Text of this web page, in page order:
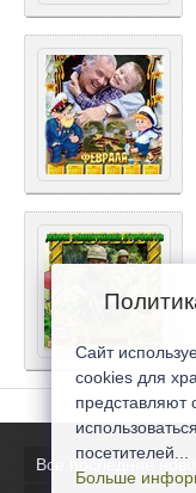
Все последние
Сайт
cookies для
представляют
посетителей...
Больше